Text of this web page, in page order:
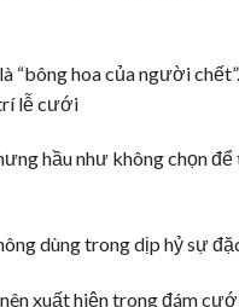
“bông hoa của người
lễ cưới
hầu như không chọn
dùng trong dịp hỷ sự
xuất hiện trong đám